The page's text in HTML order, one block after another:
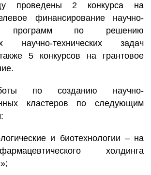
проведены 2 конкурса на
финансирование научно-
программ по решению
научно-технических задач
5 конкурсов на грантовое
по созданию научно-
кластеров по следующим
и биотехнологии – на
холдинга